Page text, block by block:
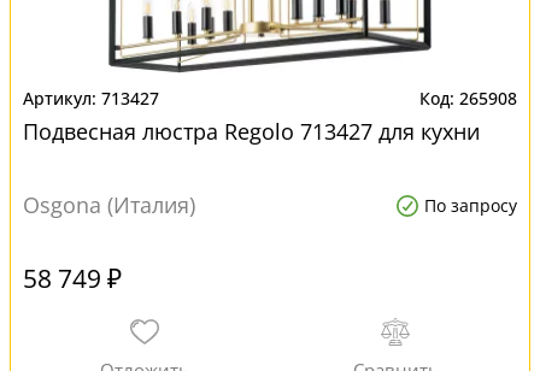
713427 265908
Подвесная люстра Regolo 713427 для кухни
Osgona (Италия) По запросу
58 749 ₽